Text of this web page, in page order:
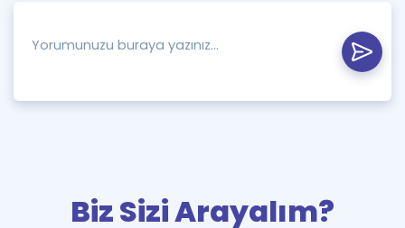
Biz Sizi Arayalım?